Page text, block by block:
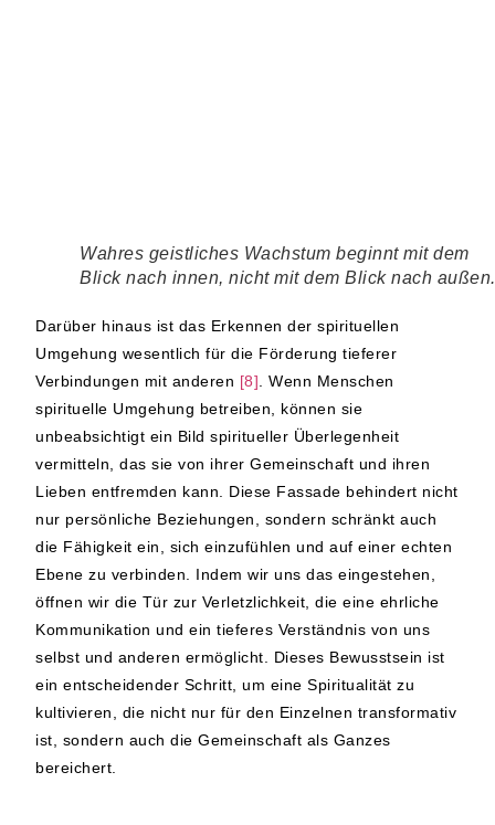
Wahres geistliches Wachstum beginnt mit dem
Blick nach innen, nicht mit dem Blick nach außen.
Darüber hinaus ist das Erkennen der spirituellen
Umgehung wesentlich für die Förderung tieferer
Verbindungen mit anderen [8] . Wenn Menschen
spirituelle Umgehung betreiben, können sie
unbeabsichtigt ein Bild spiritueller Überlegenheit
vermitteln, das sie von ihrer Gemeinschaft und ihren
Lieben entfremden kann. Diese Fassade behindert nicht
nur persönliche Beziehungen, sondern schränkt auch
die Fähigkeit ein, sich einzufühlen und auf einer echten
Ebene zu verbinden. Indem wir uns das eingestehen,
öffnen wir die Tür zur Verletzlichkeit, die eine ehrliche
Kommunikation und ein tieferes Verständnis von uns
selbst und anderen ermöglicht. Dieses Bewusstsein ist
ein entscheidender Schritt, um eine Spiritualität zu
kultivieren, die nicht nur für den Einzelnen transformativ
ist, sondern auch die Gemeinschaft als Ganzes
bereichert.